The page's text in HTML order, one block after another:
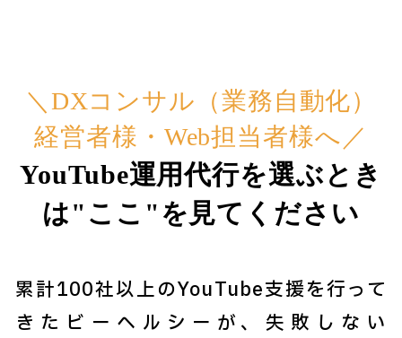
＼DXコンサル（業務自動化）
経営者様・Web担当者様へ／
YouTube運用代行を選ぶとき
は"ここ"を見てください
累計100社以上のYouTube支援を行って
きたビーヘルシーが、失敗しない